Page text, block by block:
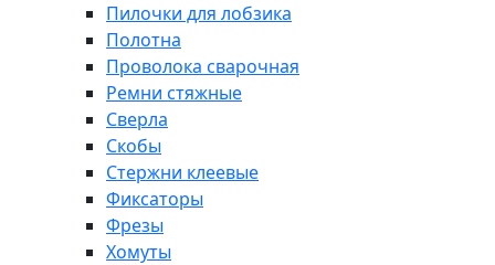
Пилочки для лобзика
Полотна
Проволока сварочная
Ремни стяжные
Сверла
Скобы
Стержни клеевые
Фиксаторы
Фрезы
Хомуты